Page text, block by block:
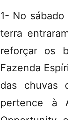
1- No
terra
reforçar os
Fazenda
das chuvas
pertence à